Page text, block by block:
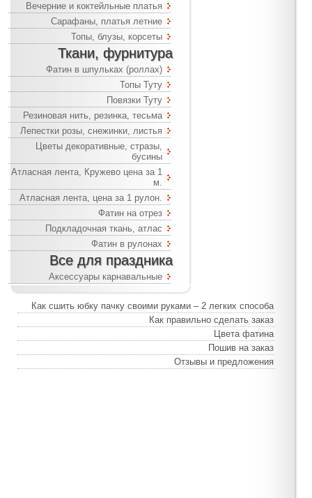
Вечерние и коктейльные платья
Сарафаны, платья летние
Топы, блузы, корсеты
Ткани, фурнитура
Фатин в шпульках (роллах)
Топы Туту
Повязки Туту
Резиновая нить, резинка, тесьма
Лепестки розы, снежинки, листья
Цветы декоративные, стразы,
бусины
Атласная лента, Кружево цена за 1
м.
Атласная лента, цена за 1 рулон.
Фатин на отрез
Подкладочная ткань, атлас
Фатин в рулонах
Все для праздника
Аксессуары карнавальные
Как сшить юбку пачку своими руками – 2 легких способа
Как правильно сделать заказ
Цвета фатина
Пошив на заказ
Отзывы и предложения